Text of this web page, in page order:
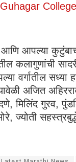
College
आपल्या
कलागुणांची
सध्या
अजित
मिलिंद गुरव,